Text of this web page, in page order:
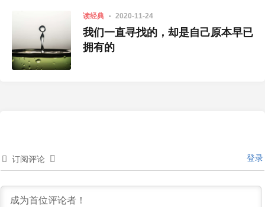
读经典 2020-11-24
我们一直寻找的，却是自己原本早已
拥有的
订阅评论 登录